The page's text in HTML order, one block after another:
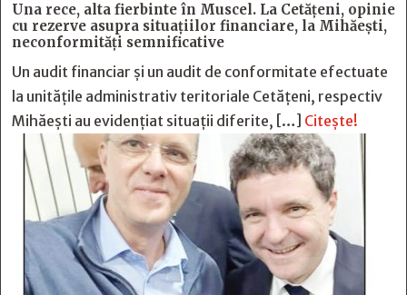
Una rece, alta fierbinte în Muscel. La Cetăţeni, opinie
cu rezerve asupra situaţiilor financiare, la Mihăeşti,
neconformităţi semnificative
Un audit financiar și un audit de conformitate efectuate
la unitățile administrativ teritoriale Cetățeni, respectiv
Mihăești au evidențiat situații diferite, […] Citește!